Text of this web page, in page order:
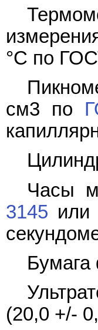
°C по
см3 по
Часы
3145 или
Бумага
(20,0 +/-